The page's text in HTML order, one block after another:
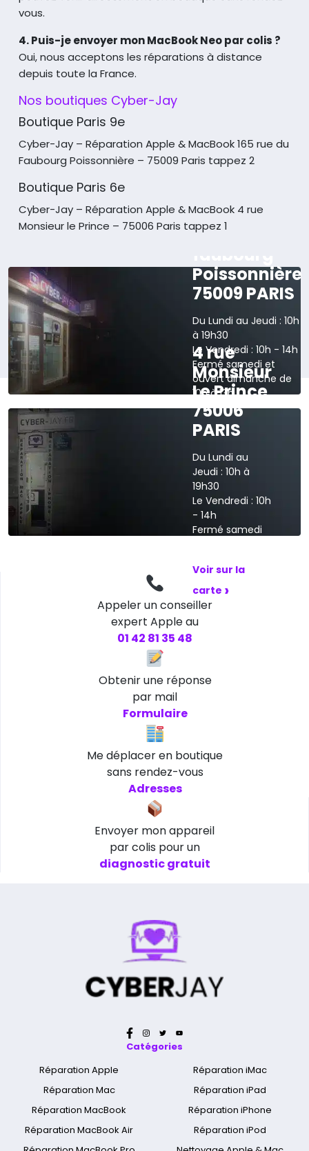
vous.
4. Puis-je envoyer mon MacBook Neo par colis ?
Oui, nous acceptons les réparations à distance
depuis toute la France.
Nos boutiques Cyber-Jay
Boutique Paris 9e
Cyber-Jay – Réparation Apple & MacBook165 rue du
Faubourg Poissonnière – 75009 Paris tappez 2
Boutique Paris 6e
Cyber-Jay – Réparation Apple & MacBook 4 rue
Monsieur le Prince – 75006 Paris tappez 1165 rue du
Poissonnière
75009 PARIS
Du Lundi au Jeudi : 10h
à 19h30
Le Vendredi : 10h - 14h
Fermé samedi et
ouvert dimanche de
10h à 13h
Voir sur la carte
4 rue
Monsieur
Le Prince
75006
PARIS
Du Lundi au
Jeudi : 10h à
19h30
Le Vendredi : 10h
- 14h
Fermé samedi
Voir sur la
carte ›
Appeler un conseiller
expert Apple au
01 42 81 35 48
Obtenir une réponse
par mail
Formulaire
Me déplacer en boutique
sans rendez-vous
Adresses
Envoyer mon appareil
par colis pour un
diagnostic gratuit
Catégories
Réparation Apple
Réparation Mac
Réparation MacBook
Réparation MacBook Air
Réparation iMac
Réparation iPad
Réparation iPhone
Réparation iPod